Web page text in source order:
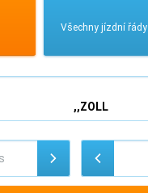
Všechny jízdní řády